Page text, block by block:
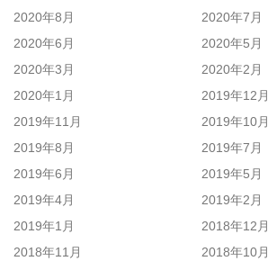
2020年8月
2020年7月
2020年6月
2020年5月
2020年3月
2020年2月
2020年1月
2019年12月
2019年11月
2019年10月
2019年8月
2019年7月
2019年6月
2019年5月
2019年4月
2019年2月
2019年1月
2018年12月
2018年11月
2018年10月